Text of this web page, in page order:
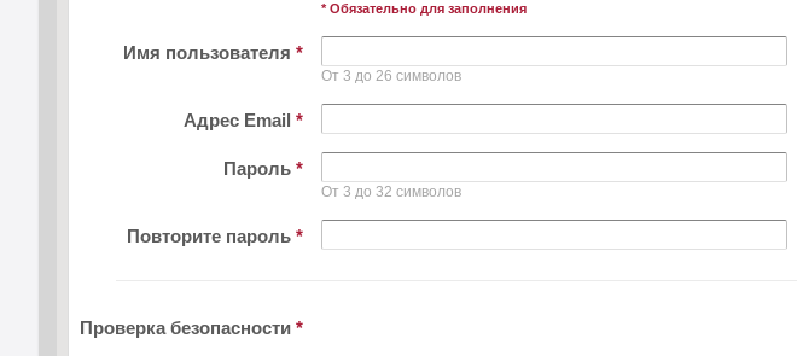
* Обязательно для заполнения
Имя пользователя*
От 3 до 26 символов
Адрес Email*
Пароль*
От 3 до 32 символов
Повторите пароль*
Проверка безопасности*